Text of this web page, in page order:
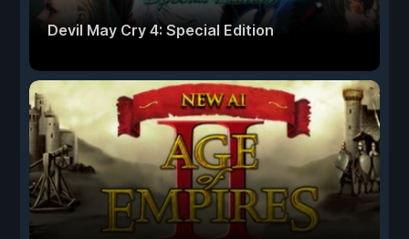
Devil May Cry 4: Special Edition